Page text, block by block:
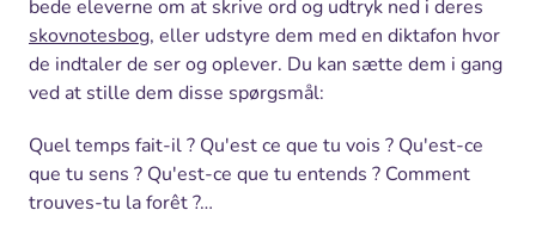
bede eleverne om at skrive ord og udtryk ned i deres
skovnotesbog, eller udstyre dem med en diktafon hvor
de indtaler de ser og oplever. Du kan sætte dem i gang
ved at stille dem disse spørgsmål:
Quel temps fait-il ? Qu'est ce que tu vois ? Qu'est-ce
que tu sens ? Qu'est-ce que tu entends ? Comment
trouves-tu la forêt ?…